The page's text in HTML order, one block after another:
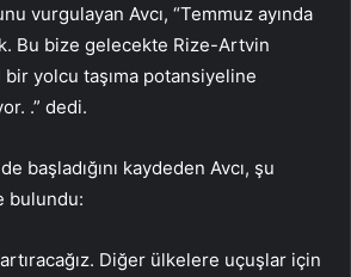
vurgulayan Avcı, “Temmuz ayında
Bu bize gelecekte Rize-Artvin
bir yolcu taşıma potansiyeline
.” dedi.
başladığını kaydeden Avcı, şu
bulundu:
Diğer ülkelere uçuşlar için